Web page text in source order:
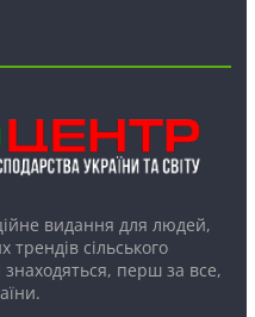
видання для людей,
трендів сільського
перш за все,